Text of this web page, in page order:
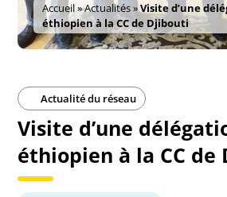
Accueil»Actualités»Visite d’une
éthiopien à la CC de Djibouti
Actualité du réseau
Visite d’une
éthiopien à la CC de